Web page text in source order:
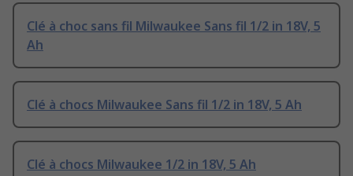
Clé à choc sans fil Milwaukee Sans fil 1/2 in 18V, 5
Ah
Clé à chocs Milwaukee Sans fil 1/2 in 18V, 5 Ah
Clé à chocs Milwaukee 1/2 in 18V, 5 Ah